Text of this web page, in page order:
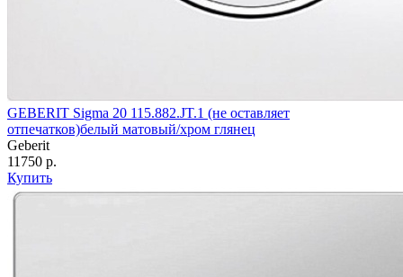
GEBERIT Sigma 20 115.882.JT.1 (не оставляет
отпечатков)белый матовый/хром глянец
Geberit
11750 р.
Купить